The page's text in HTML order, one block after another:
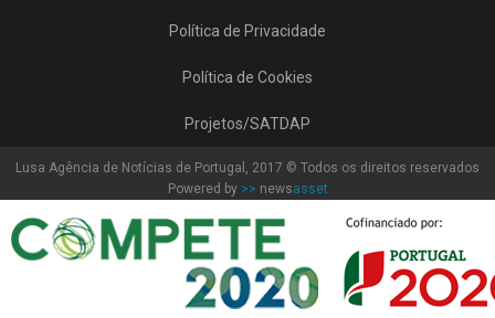
Política de Privacidade
Política de Cookies
Projetos/SATDAP
Lusa Agência de Notícias de Portugal, 2017 © Todos os direitos reservados
Powered by >> newsasset